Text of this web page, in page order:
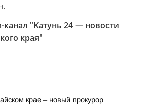
канал "Катунь 24 — новости
края"
крае – новый прокурор